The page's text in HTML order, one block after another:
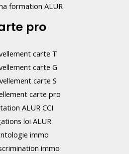
formation ALUR
pro
carte T
carte G
carte S
carte pro
ALUR CCI
loi ALUR
immo
immo